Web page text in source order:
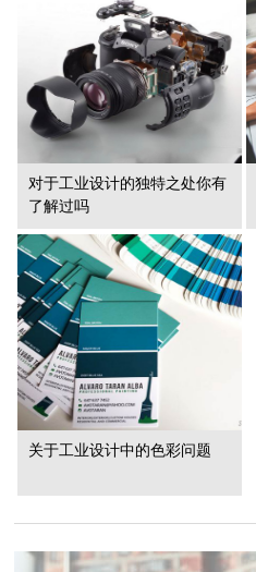
对于工业设计的独特之处你有
了解过吗
关于工业设计中的色彩问题